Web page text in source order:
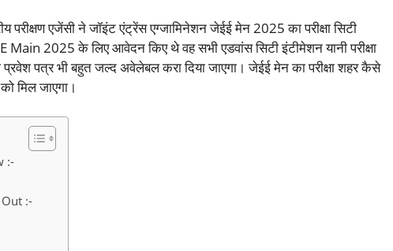
परीक्षण एजेंसी ने जॉइंट एंट्रेंस एग्जामिनेशन जेईई मेन 2025 का परीक्षा सिटी
Main 2025 के लिए आवेदन किए थे वह सभी एडवांस सिटी इंटीमेशन यानी परीक्षा
पत्र भी बहुत जल्द अवेलेबल करा दिया जाएगा। जेईई मेन का परीक्षा शहर कैसे
मिल जाएगा।
:-
:-